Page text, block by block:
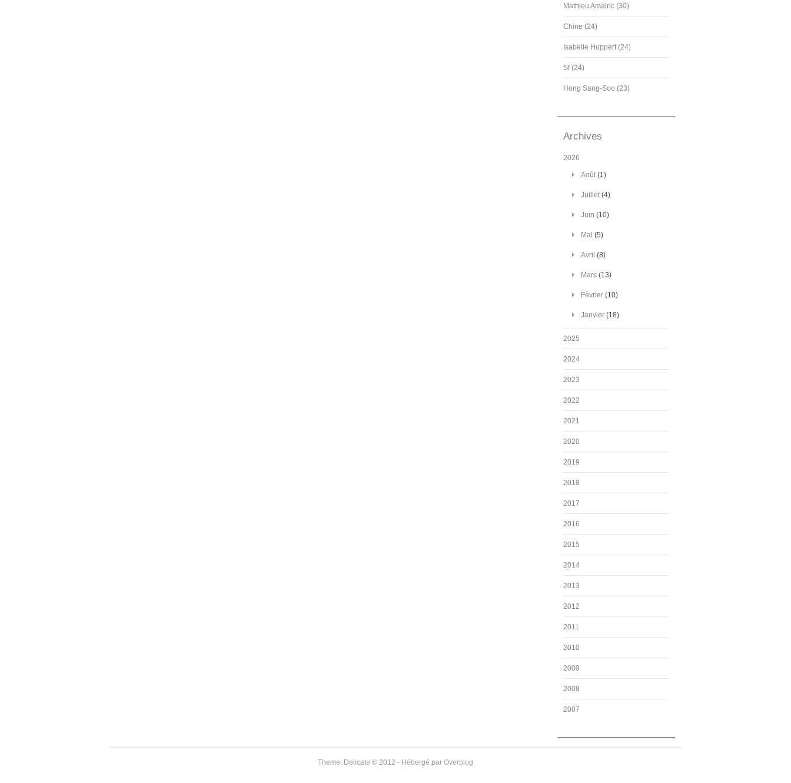
Mathieu Amalric (30)
Chine (24)
Isabelle Huppert (24)
Sf (24)
Hong Sang-Soo (23)
Archives
2026
Août(1)
Juillet(4)
Juin (10)
Mai (5)
Avril (8)
Mars (13)
Février (10)
Janvier (18)
2025
2024
2023
2022
2021
2020
2019
2018
2017
2016
2015
2014
2013
2012
2011
2010
2009
2008
2007
Theme: Delicate © 2012 - Hébergé par Overblog